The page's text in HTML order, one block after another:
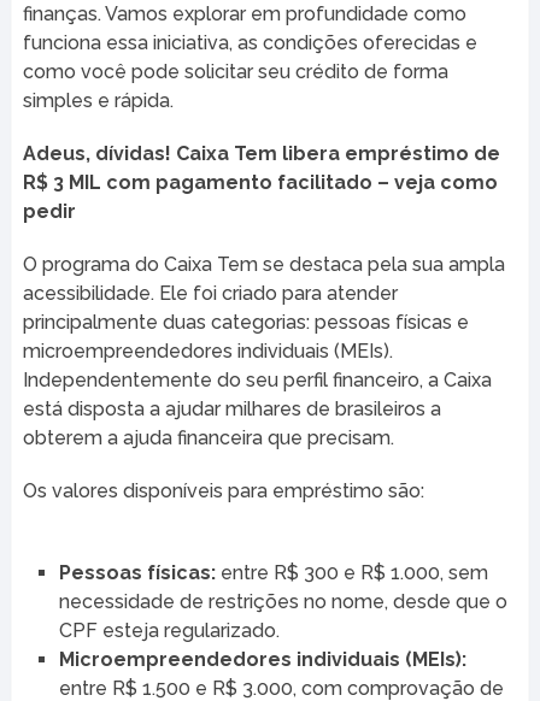
finanças. Vamos explorar em profundidade como
funciona essa iniciativa, as condições oferecidas e
como você pode solicitar seu crédito de forma
simples e rápida.
Adeus, dívidas! Caixa Tem libera empréstimo de
R$ 3 MIL com pagamento facilitado – veja como
pedir
O programa do Caixa Tem se destaca pela sua ampla
acessibilidade. Ele foi criado para atender
principalmente duas categorias: pessoas físicas e
microempreendedores individuais (MEIs).
Independentemente do seu perfil financeiro, a Caixa
está disposta a ajudar milhares de brasileiros a
obterem a ajuda financeira que precisam.
Os valores disponíveis para empréstimo são:
Pessoas físicas:entre R$ 300 e R$ 1.000, sem
necessidade de restrições no nome, desde que o
CPF esteja regularizado.
Microempreendedores individuais (MEIs):
entre R$ 1.500 e R$ 3.000, com comprovação de